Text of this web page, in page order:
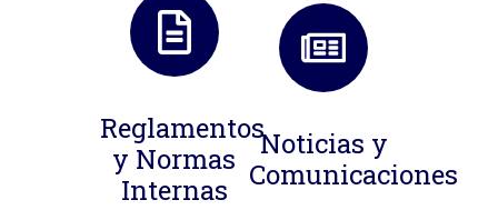
Reglamentos
y Normas
Internas
Noticias y
Comunicaciones